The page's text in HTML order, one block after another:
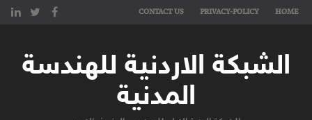
HOME
PRIVACY-POLICY
CONTACT US
الشبكة الاردنية للهندسة
المدنية